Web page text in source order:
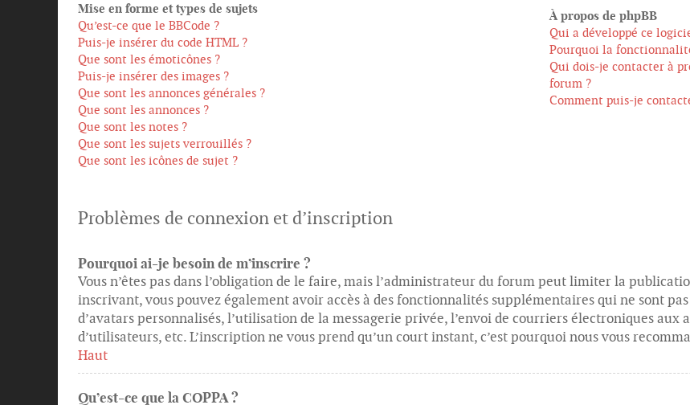
Mise en forme et types de sujets
Qu’est-ce que le BBCode ?
Puis-je insérer du code HTML ?
Que sont les émoticônes ?
Puis-je insérer des images ?
Que sont les annonces générales ?
Que sont les annonces ?
Que sont les notes ?
Que sont les sujets verrouillés ?
Que sont les icônes de sujet ?
À propos de phpBB
Qui a développé ce
Pourquoi la
Qui dois-je contacter à
forum ?
Comment puis-je
Problèmes de connexion et d’inscription
Pourquoi ai-je besoin de m’inscrire ?
Vous n’êtes pas dans l’obligation de le faire, mais l’administrateur du forum peut limiter la
inscrivant, vous pouvez également avoir accès à des fonctionnalités supplémentaires qui ne sont
d’avatars personnalisés, l’utilisation de la messagerie privée, l’envoi de courriers électroniques aux
d’utilisateurs, etc. L’inscription ne vous prend qu’un court instant, c’est pourquoi nous vous
Haut
Qu’est-ce que la COPPA ?